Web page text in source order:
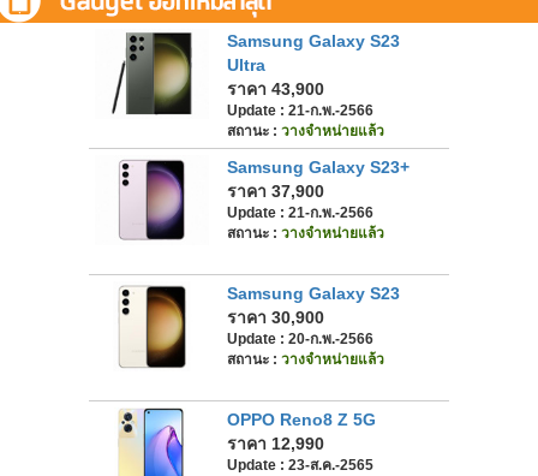
Samsung Galaxy S23
Ultra
ราคา 43,900
Update : 21-ก.พ.-2566
สถานะ : วางจำหน่ายแล้ว
Samsung Galaxy S23+
ราคา 37,900
Update : 21-ก.พ.-2566
สถานะ : วางจำหน่ายแล้ว
Samsung Galaxy S23
ราคา 30,900
Update : 20-ก.พ.-2566
สถานะ : วางจำหน่ายแล้ว
OPPO Reno8 Z 5G
ราคา 12,990
Update : 23-ส.ค.-2565